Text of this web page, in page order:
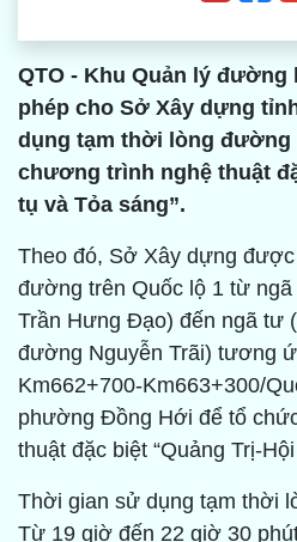
QTO - Khu Quản lý đường
phép cho Sở Xây dựng
dụng tạm thời lòng đường
chương trình nghệ thuật
tụ và Tỏa sáng”.
Theo đó, Sở Xây dựng
đường trên Quốc lộ 1 từ
Trần Hưng Đạo) đến ngã tư
đường Nguyễn Trãi) tương
Km662+700-Km663+300/
phường Đồng Hới để tổ
thuật đặc biệt “Quảng Trị-
Thời gian sử dụng tạm thời
Từ 19 giờ đến 22 giờ 30